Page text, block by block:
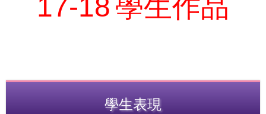
17-18 學生作品
學生表現